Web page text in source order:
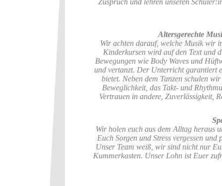
Zuspruch und lehren unseren
Altersgerechte
Wir achten darauf, welche Musik wir
Kinderkursen wird auf den Text und
Bewegungen wie Body Waves und
und vertanzt. Der Unterricht garantiert
bietet. Neben dem Tanzen schulen
Beweglichkeit, das Takt- und
Vertrauen in andere, Zuverlässigkeit,
Wir holen euch aus dem Alltag heraus
Euch Sorgen und Stress vergessen
Unser Team weiß, wir sind nicht nur
Kummerkasten. Unser Lohn ist Euer